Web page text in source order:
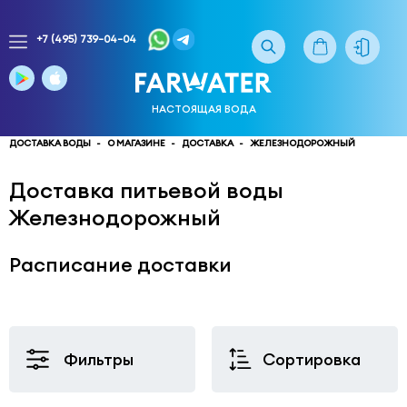
доставки
воды
многоканальный
141033Московская
Мытищинский
н,
Поселок
+7 (495) 739-04-04
НАСТОЯЩАЯ ВОДА
ДОСТАВКА ВОДЫ О МАГАЗИНЕ ДОСТАВКА ЖЕЛЕЗНОДОРОЖНЫЙ
Доставка питьевой воды
Железнодорожный
Расписание доставки
Фильтры Сортировка